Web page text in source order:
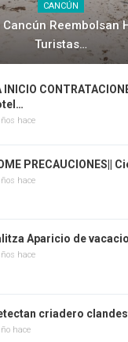
CANCÚN
Reembolsan
Turistas…
INICIO
hace
PRECAUCIONES||
hace
Aparicio de
hace
criadero
hace